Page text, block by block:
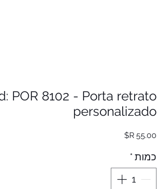
POR 8102 - Porta retrato
personalizado
מחיר
כמות *